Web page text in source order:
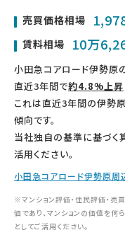
売買価格相場
賃料相場 10万
小田急コアロード伊勢原
直近3年間で約4.8%上昇
これは直近3年間の伊勢
傾向です。
当社独自の基準に基づく
活用ください。
小田急コアロード伊勢原周
※マンション評価・住民評価・売
価であり、マンションの価値を何
としてご活用ください。